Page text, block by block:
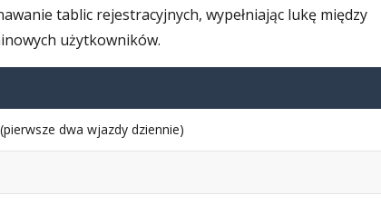
tablic rejestracyjnych, wypełniając lukę między
użytkowników.
dwa wjazdy dziennie)